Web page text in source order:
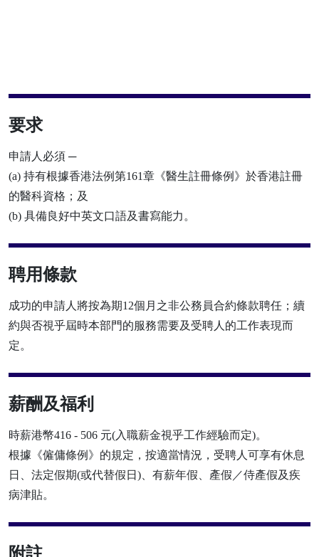
要求
申請人必須 ─
(a) 持有根據香港法例第161章《醫生註冊條例》於香港註冊
的醫科資格；及
(b) 具備良好中英文口語及書寫能力。
聘用條款
成功的申請人將按為期12個月之非公務員合約條款聘任；續
約與否視乎屆時本部門的服務需要及受聘人的工作表現而
定。
薪酬及福利
時薪港幣416 - 506 元(入職薪金視乎工作經驗而定)。
根據《僱傭條例》的規定，按適當情況，受聘人可享有休息
日、法定假期(或代替假日)、有薪年假、產假／侍產假及疾
病津貼。